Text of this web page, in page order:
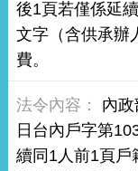
後1頁若僅係延
文字（含供承辦
費。
內
日台內戶字第
續同1人前1頁戶